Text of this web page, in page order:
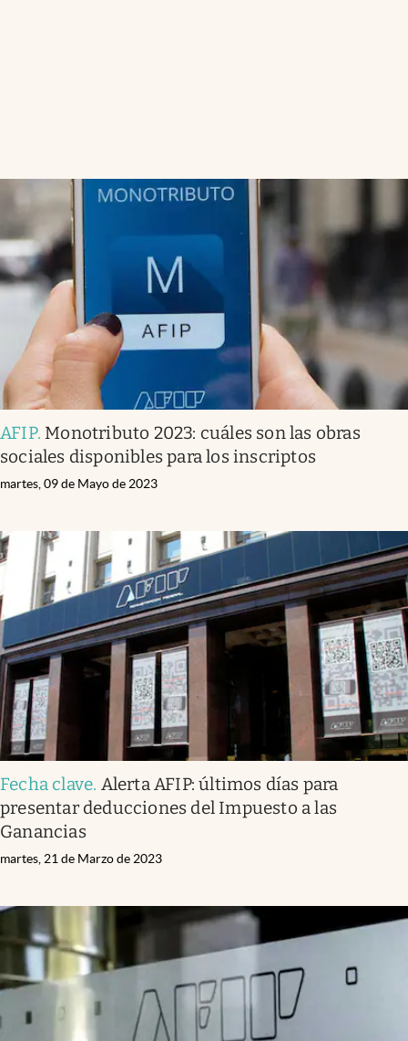
AFIP. Monotributo 2023: cuáles son las obras
sociales disponibles para los inscriptos
martes, 09 de Mayo de 2023
Fecha clave. Alerta AFIP: últimos días para
presentar deducciones del Impuesto a las
Ganancias
martes, 21 de Marzo de 2023